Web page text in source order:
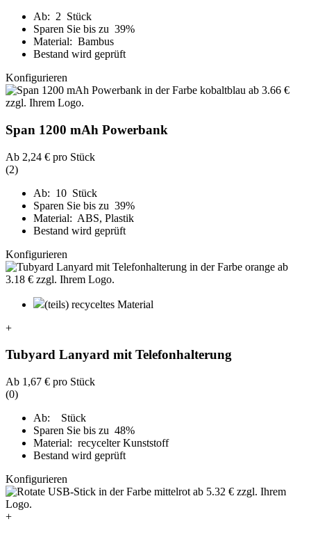
Ab: 2 Stück
Sparen Sie bis zu 39%
Material: Bambus
Bestand wird geprüft
Konfigurieren
Span 1200 mAh Powerbank
Ab 2,24 € pro Stück
(2)
Ab: 10 Stück
Sparen Sie bis zu 39%
Material: ABS, Plastik
Bestand wird geprüft
Konfigurieren
(teils) recyceltes Material
+
Tubyard Lanyard mit Telefonhalterung
Ab 1,67 € pro Stück
(0)
Ab: Stück
Sparen Sie bis zu 48%
Material: recycelter Kunststoff
Bestand wird geprüft
Konfigurieren
+